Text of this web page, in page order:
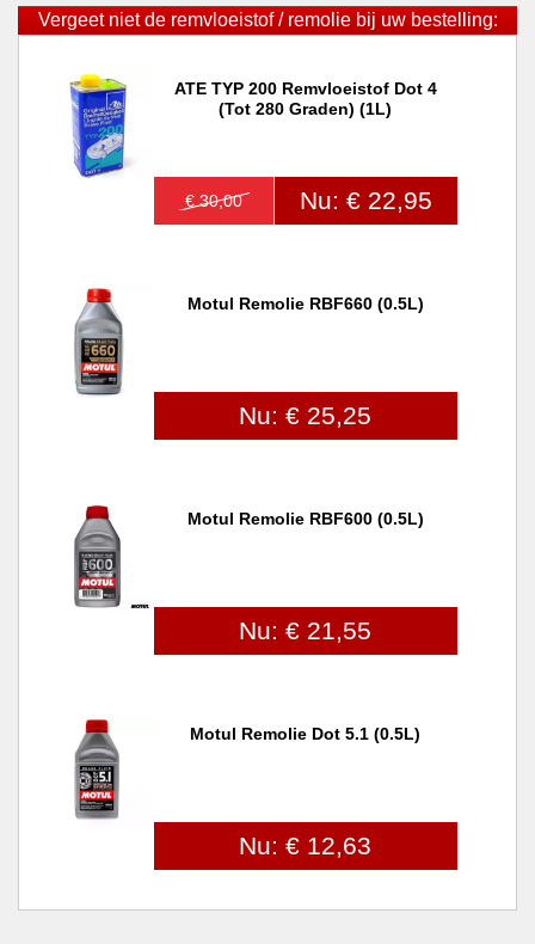
Vergeet niet de remvloeistof / remolie bij uw bestelling:
ATE TYP 200 Remvloeistof Dot 4
(tot 280 Graden) (1L)
€ 30,00 Nu: € 22,95
Motul Remolie RBF660 (0.5L)
Nu: € 25,25
Motul Remolie RBF600 (0.5L)
Nu: € 21,55
Motul Remolie Dot 5.1 (0.5L)
Nu: € 12,63